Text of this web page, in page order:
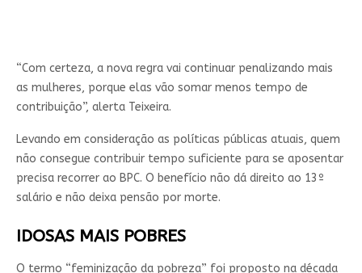
“Com certeza, a nova regra vai continuar penalizando mais
as mulheres, porque elas vão somar menos tempo de
contribuição”, alerta Teixeira.
Levando em consideração as políticas públicas atuais, quem
não consegue contribuir tempo suficiente para se aposentar
precisa recorrer ao BPC. O benefício não dá direito ao 13º
salário e não deixa pensão por morte.
IDOSAS MAIS POBRES
O termo “feminização da pobreza” foi proposto na década